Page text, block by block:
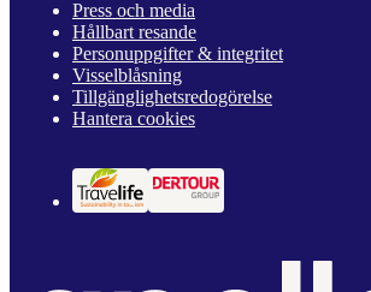
Press och media
Hållbart resande
Personuppgifter & integritet
Visselblåsning
Tillgänglighetsredogörelse
Hantera cookies